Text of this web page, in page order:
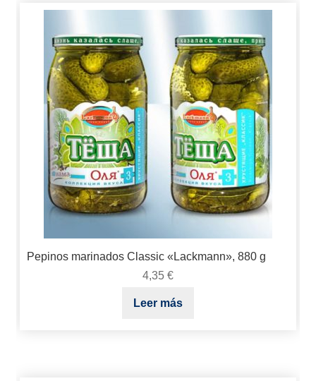
Pepinos marinados Classic «Lackmann», 880 g
4,35 €
Leer más